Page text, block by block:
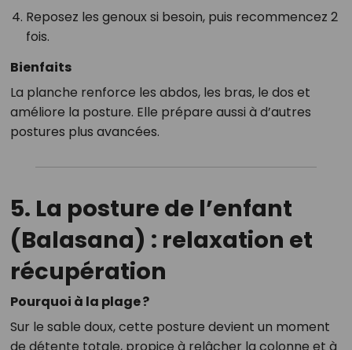
Reposez les genoux si besoin, puis recommencez 2
fois.
Bienfaits
La planche renforce les abdos, les bras, le dos et
améliore la posture. Elle prépare aussi à d’autres
postures plus avancées.
5. La posture de l’enfant
(Balasana) : relaxation et
récupération
Pourquoi à la plage ?
Sur le sable doux, cette posture devient un moment